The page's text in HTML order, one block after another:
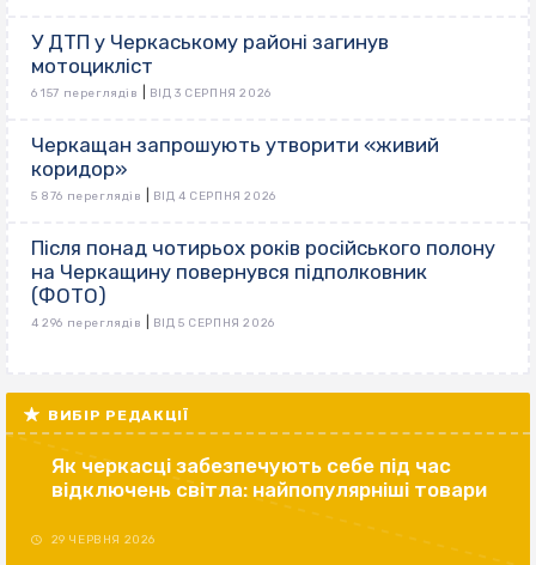
У ДТП у Черкаському районі загинув
мотоцикліст
6 157 переглядів ВІД 3 СЕРПНЯ 2026
Черкащан запрошують утворити «живий
коридор»
5 876 переглядів ВІД 4 СЕРПНЯ 2026
Після понад чотирьох років російського полону
на Черкащину повернувся підполковник
(ФОТО)
4 296 переглядів ВІД 5 СЕРПНЯ 2026
ВИБІР РЕДАКЦІЇ
Як черкасці забезпечують себе під час
відключень світла: найпопулярніші товари
29 ЧЕРВНЯ 2026